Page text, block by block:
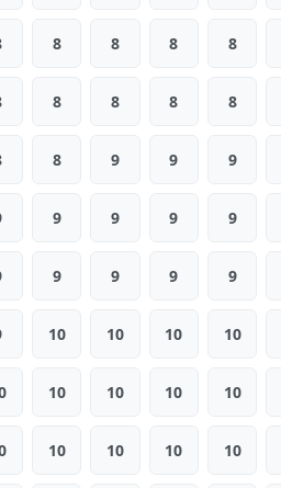
8 8 8 8
8 8 8 8
8 9 9 9
9 9 9 9
9 9 9 9
10 10 10 10
10 10 10 10
10 10 10 10